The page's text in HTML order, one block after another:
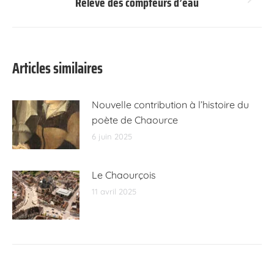
Articles similaires
Nouvelle contribution à l’histoire du
poète de Chaource
6 juin 2025
Le Chaourçois
11 avril 2025